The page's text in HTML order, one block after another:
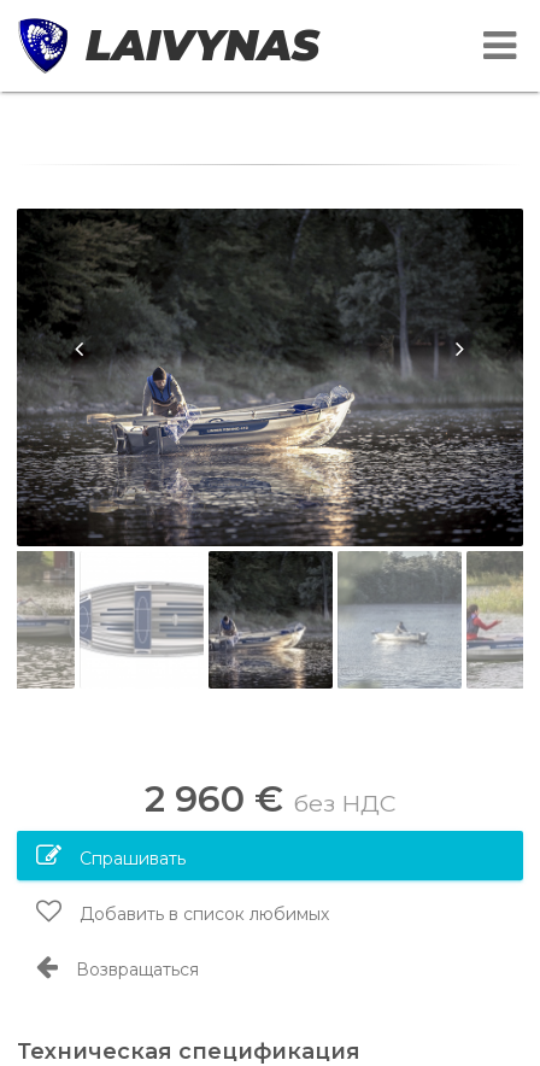
LAIVYNAS
2 960 € без НДС
Спрашивать
Добавить в список любимых
Возвращаться
Техническая спецификация